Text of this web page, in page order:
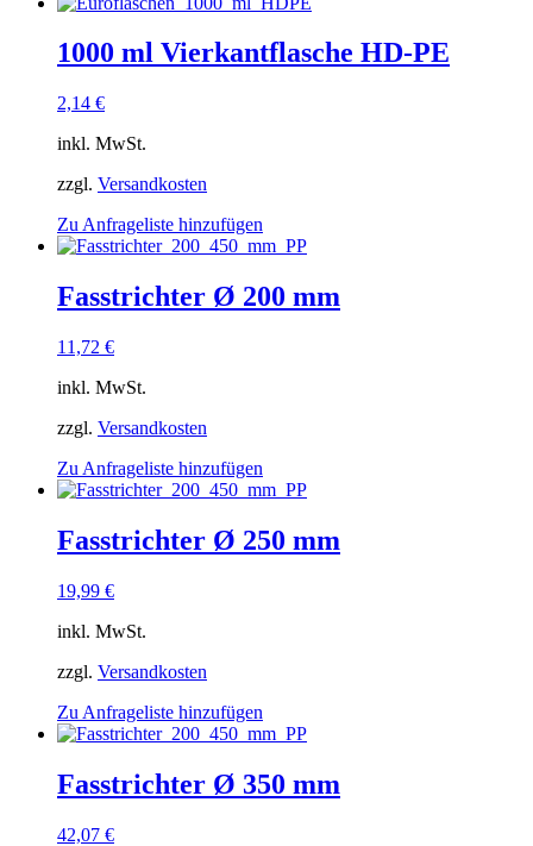
1000 ml Vierkantflasche HD-PE
2,14 €
inkl. MwSt.
zzgl. Versandkosten
Zu Anfrageliste hinzufügen
Fasstrichter Ø 200 mm
11,72 €
inkl. MwSt.
zzgl. Versandkosten
Zu Anfrageliste hinzufügen
Fasstrichter Ø 250 mm
19,99 €
inkl. MwSt.
zzgl. Versandkosten
Zu Anfrageliste hinzufügen
Fasstrichter Ø 350 mm
42,07 €